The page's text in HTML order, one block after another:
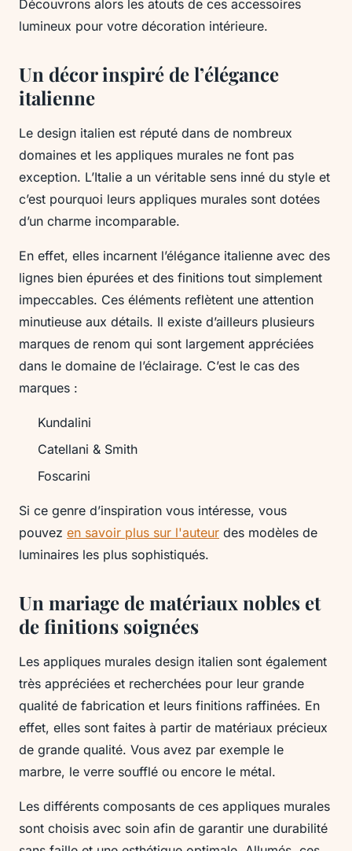
Découvrons alors les atouts de ces accessoires
lumineux pour votre décoration intérieure.
Un décor inspiré de l’élégance
italienne
Le design italien est réputé dans de nombreux
domaines et les appliques murales ne font pas
exception. L’Italie a un véritable sens inné du style et
c’est pourquoi leurs appliques murales sont dotées
d’un charme incomparable.
En effet, elles incarnent l’élégance italienne avec des
lignes bien épurées et des finitions tout simplement
impeccables. Ces éléments reflètent une attention
minutieuse aux détails. Il existe d’ailleurs plusieurs
marques de renom qui sont largement appréciées
dans le domaine de l’éclairage. C’est le cas des
marques :
Kundalini
Catellani & Smith
Foscarini
Si ce genre d’inspiration vous intéresse, vous
pouvez en savoir plus sur l'auteur des modèles de
luminaires les plus sophistiqués.
Un mariage de matériaux nobles et
de finitions soignées
Les appliques murales design italien sont également
très appréciées et recherchées pour leur grande
qualité de fabrication et leurs finitions raffinées. En
effet, elles sont faites à partir de matériaux précieux
de grande qualité. Vous avez par exemple le
marbre, le verre soufflé ou encore le métal.
Les différents composants de ces appliques murales
sont choisis avec soin afin de garantir une durabilité